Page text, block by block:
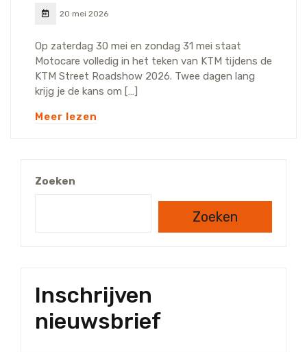
20 mei 2026
Op zaterdag 30 mei en zondag 31 mei staat
Motocare volledig in het teken van KTM tijdens de
KTM Street Roadshow 2026. Twee dagen lang
krijg je de kans om […]
Meer lezen
Zoeken
Zoeken
Inschrijven
nieuwsbrief